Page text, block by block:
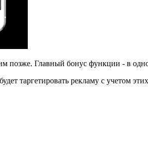
позже. Главный бонус функции - в
таргетировать рекламу с учетом